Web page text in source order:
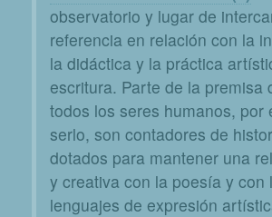
observatorio y lugar de
referencia en relación con la
la didáctica y la práctica
escritura. Parte de la premisa
todos los seres humanos, por
serlo, son contadores de
dotados para mantener una
y creativa con la poesía y con
lenguajes de expresión